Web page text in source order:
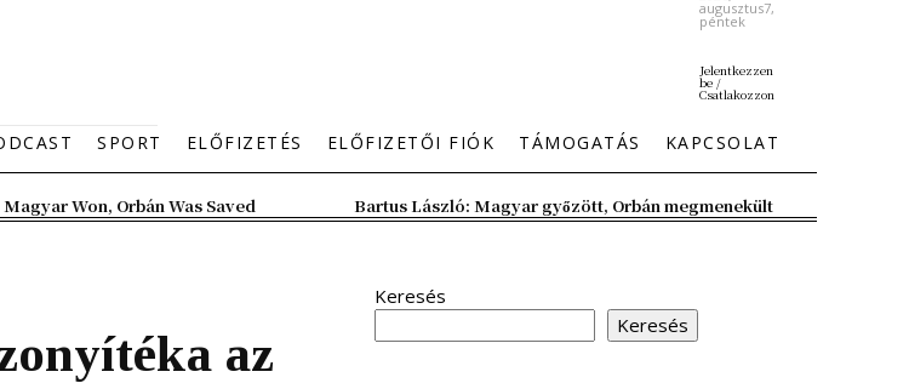
augusztus7,
péntek
Jelentkezzen
be /
Csatlakozzon
SPORT ELŐFIZETÉS ELŐFIZETŐI FIÓK TÁMOGATÁS KAPCSOLAT
Won, Orbán Was Saved Bartus László: Magyar győzött, Orbán megmenekült
az
Keresés
Keresés